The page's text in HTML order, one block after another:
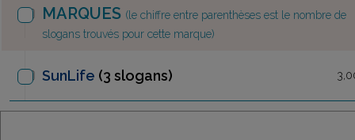
MARQUES (le chiffre entre parenthèses est le nombre de
slogans trouvés pour cette marque)
SunLife (3 slogans)